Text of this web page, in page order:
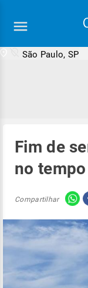
São Paulo, SP
Fim de
no
Compartilhar